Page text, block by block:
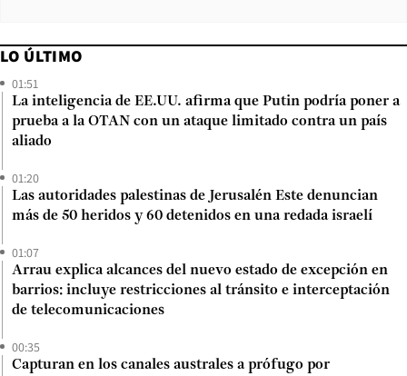
LO ÚLTIMO
01:51
La inteligencia de EE.UU. afirma que Putin podría poner a
prueba a la OTAN con un ataque limitado contra un país
aliado
01:20
Las autoridades palestinas de Jerusalén Este denuncian
más de 50 heridos y 60 detenidos en una redada israelí
01:07
Arrau explica alcances del nuevo estado de excepción en
barrios: incluye restricciones al tránsito e interceptación
de telecomunicaciones
00:35
Capturan en los canales australes a prófugo por